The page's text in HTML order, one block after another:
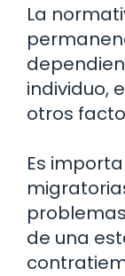
La
individuo,
otros
Es
de una